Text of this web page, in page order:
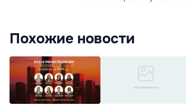
Похожие новости